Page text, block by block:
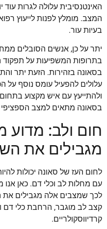
האינטנסיבית עלולה לגרות
המצב. מומלץ לפנות לייעוץ
בעיות עור.
יתר על כן, אנשים הסובלים
בתרופות המשפיעות על תפקוד
בסאונה בזהירות. הזעת יתר
עלולים להפעיל עומס נוסף על
ולהתייעץ עם איש מקצוע
בסאונה מתאים למצב
חום ולב: מדוע
מגבילים את
לחום העז של סאונה יכולות
עם מחלות לב וכלי דם. כאן
לכך שמצבים אלה מגבילים את
קצב לב מוגבר, הרחבת כלי דם
קרדיווסקולריים.